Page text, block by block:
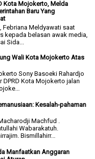
Kota Mojokerto, Melda
Baru Yang
Febriana Meldyawati saat
kepada belasan awak media,
Sida...
Wali Kota Mojokerto Atas
Sony Basoeki Rahardjo
Kota Mojokerto jalan
Kesalah-pahaman
Machfud .
Wabarakatuh.
Bismillahirr...
Manfaatkan Anggaran